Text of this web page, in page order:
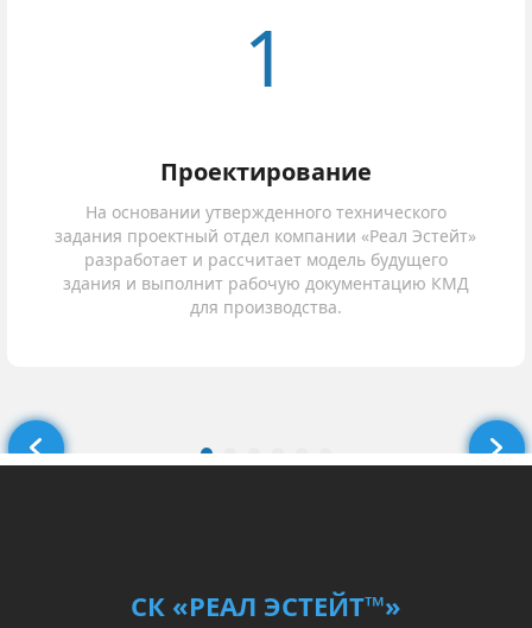
1
Проектирование
На основании утвержденного технического
задания проектный отдел компании «Реал Эстейт»
разработает и рассчитает модель будущего
здания и выполнит рабочую документацию КМД
для производства.
СК «РЕАЛ ЭСТЕЙТ™»